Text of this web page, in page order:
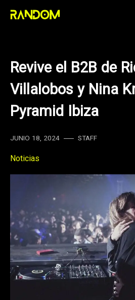
Skip
Revive el B2B de
Villalobos y Nina
Pyramid Ibiza
JUNIO 18, 2024 STAFF
Noticias